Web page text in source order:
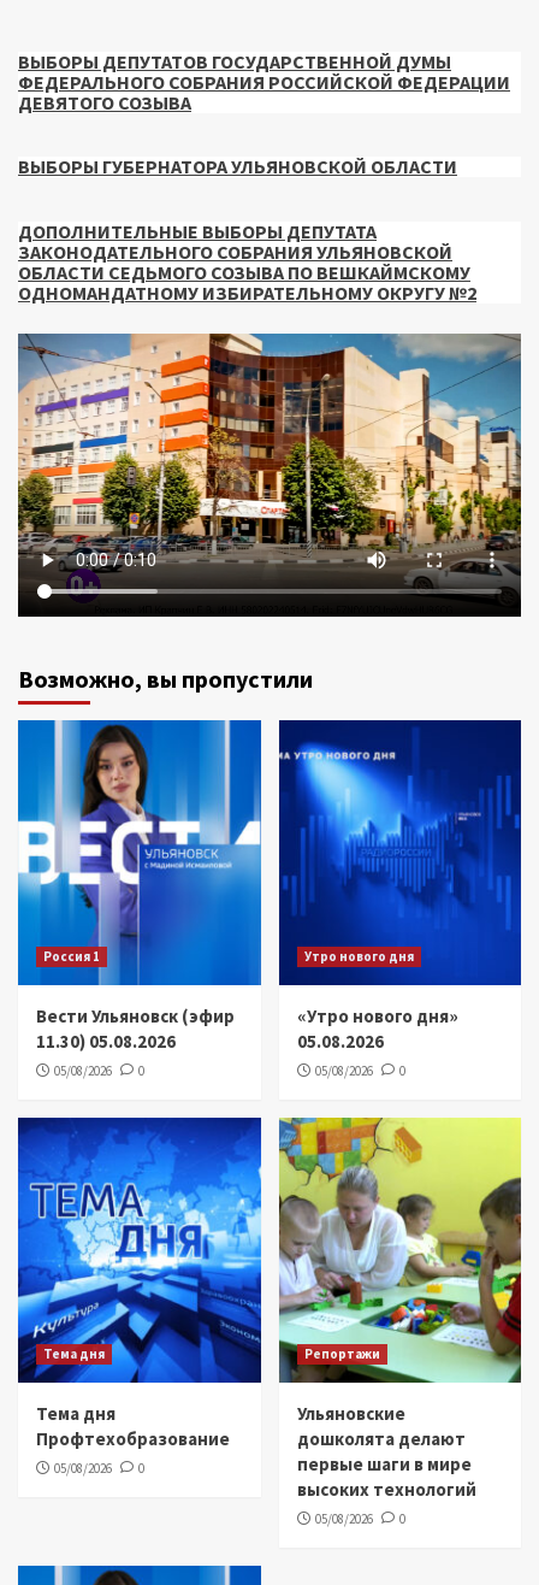
ВЫБОРЫ ДЕПУТАТОВ ГОСУДАРСТВЕННОЙ ДУМЫ
ФЕДЕРАЛЬНОГО СОБРАНИЯ РОССИЙСКОЙ ФЕДЕРАЦИИ
ДЕВЯТОГО СОЗЫВА
ВЫБОРЫ ГУБЕРНАТОРА УЛЬЯНОВСКОЙ ОБЛАСТИ
ДОПОЛНИТЕЛЬНЫЕ ВЫБОРЫ ДЕПУТАТА
ЗАКОНОДАТЕЛЬНОГО СОБРАНИЯ УЛЬЯНОВСКОЙ
ОБЛАСТИ СЕДЬМОГО СОЗЫВА ПО ВЕШКАЙМСКОМУ
ОДНОМАНДАТНОМУ ИЗБИРАТЕЛЬНОМУ ОКРУГУ №2
Возможно, вы пропустили
Россия 1
Вести Ульяновск (эфир
11.30) 05.08.2026
05/08/2026 0
Утро нового дня
«Утро нового дня»
05.08.2026
05/08/2026 0
Тема дня
Тема дня
Профтехобразование
05/08/2026 0
Репортажи
Ульяновские
дошколята делают
первые шаги в мире
высоких технологий
05/08/2026 0